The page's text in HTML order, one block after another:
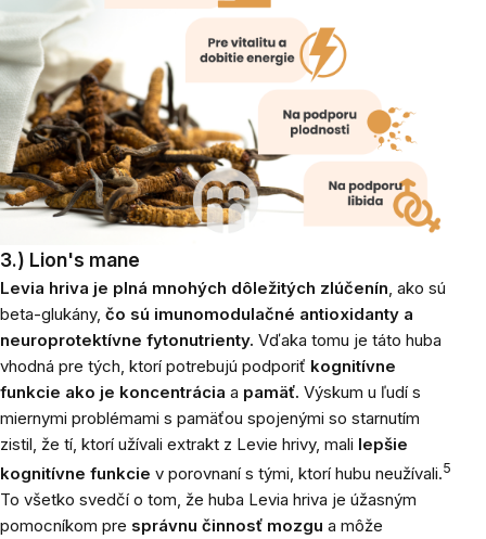
3.) Lion's mane
Levia hriva je plná mnohých dôležitých zlúčenín, ako sú
beta-glukány, čo sú imunomodulačné antioxidanty a
neuroprotektívne fytonutrienty. Vďaka tomu je táto huba
vhodná pre tých, ktorí potrebujú podporiť kognitívne
funkcie ako je koncentrácia a pamäť. Výskum u ľudí s
miernymi problémami s pamäťou spojenými so starnutím
zistil, že tí, ktorí užívali extrakt z Levie hrivy, mali lepšie
kognitívne funkcie v porovnaní s tými, ktorí hubu neužívali.5
To všetko svedčí o tom, že huba Levia hriva je úžasným
pomocníkom pre správnu činnosť mozgu a môže